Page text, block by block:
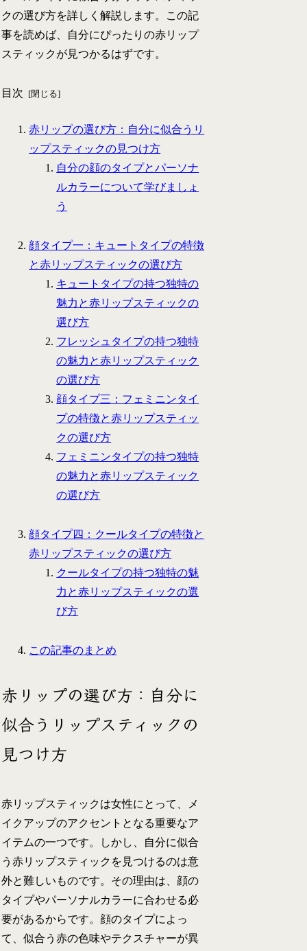
クの選び方を詳しく解説します。この記
事を読めば、自分にぴったりの赤リップ
スティックが見つかるはずです。
目次
赤リップの選び方：自分に似合うリ
ップスティックの見つけ方
自分の顔のタイプとパーソナ
ルカラーについて学びましょ
う
顔タイプ一：キュートタイプの特徴
と赤リップスティックの選び方
キュートタイプの持つ独特の
魅力と赤リップスティックの
選び方
フレッシュタイプの持つ独特
の魅力と赤リップスティック
の選び方
顔タイプ三：フェミニンタイ
プの特徴と赤リップスティッ
クの選び方
フェミニンタイプの持つ独特
の魅力と赤リップスティック
の選び方
顔タイプ四：クールタイプの特徴と
赤リップスティックの選び方
クールタイプの持つ独特の魅
力と赤リップスティックの選
び方
この記事のまとめ
赤リップの選び方：自分に
似合うリップスティックの
見つけ方
赤リップスティックは女性にとって、メ
イクアップのアクセントとなる重要なア
イテムの一つです。しかし、自分に似合
う赤リップスティックを見つけるのは意
外と難しいものです。その理由は、顔の
タイプやパーソナルカラーに合わせる必
要があるからです。顔のタイプによっ
て、似合う赤の色味やテクスチャーが異